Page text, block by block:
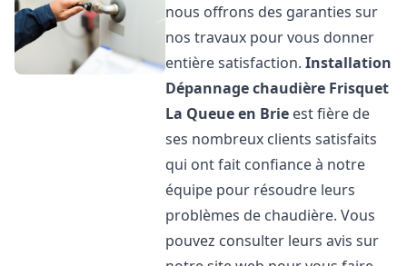
nous offrons des garanties sur
nos travaux pour vous donner
entière satisfaction.Installation
Dépannage chaudière Frisquet
La Queue en Brie est fière de
ses nombreux clients satisfaits
qui ont fait confiance à notre
équipe pour résoudre leurs
problèmes de chaudière. Vous
pouvez consulter leurs avis sur